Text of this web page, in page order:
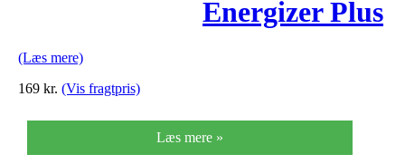
Energizer Plus
700x38C (40-
622)
(Læs mere)
169 kr. (Vis fragtpris)
Læs mere »